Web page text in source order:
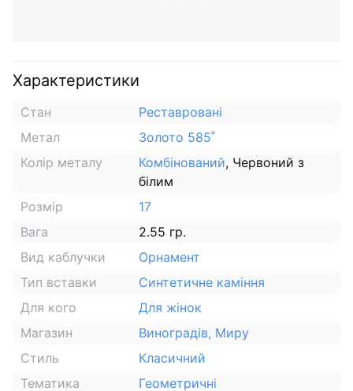
Характеристики
Стан
Реставровані
Метал
Золото 585˚
Колір металу
Комбінований, Червоний з
білим
Розмір
17
Вага
2.55 гр.
Вид каблучки
Орнамент
Тип вставки
Синтетичне каміння
Для кого
Для жінок
Магазин
Виноградів, Миру
Стиль
Класичний
Тематика
Геометричні